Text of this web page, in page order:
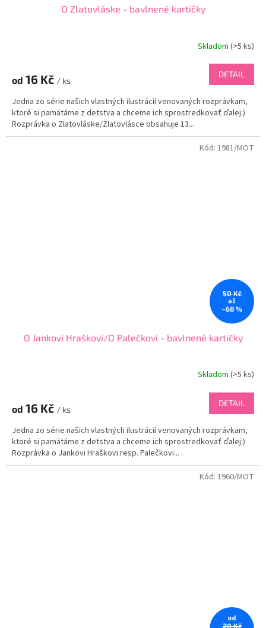
O Zlatovláske - bavlnené kartičky
Skladom (>5 ks)
od 16 Kč / ks
DETAIL
Jedna zo série našich vlastných ilustrácií venovaných rozprávkam,
ktoré si pamätáme z detstva a chceme ich sprostredkovať ďalej:)
Rozprávka o Zlatovláske/Zlatovlásce obsahuje 13...
50 Kč
až
–68 %
O Jankovi Hraškovi/O Palečkovi - bavlnené kartičky
Skladom (>5 ks)
od 16 Kč / ks
DETAIL
Jedna zo série našich vlastných ilustrácií venovaných rozprávkam,
ktoré si pamätáme z detstva a chceme ich sprostredkovať ďalej:)
Rozprávka o Jankovi Hraškovi resp. Palečkovi...
Kód: 1981/MOT
od
20 Kč
Kód: 1960/MOT